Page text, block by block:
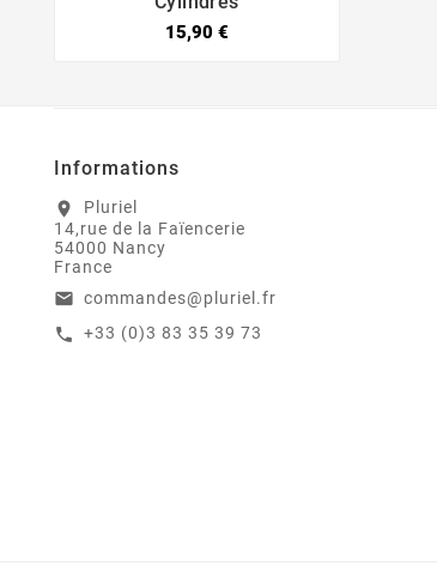
15,90 €
Informations
location_on
Pluriel
14,rue de la Faïencerie
54000 Nancy
France
email commandes@pluriel.fr
call +33 (0)3 83 35 39 73